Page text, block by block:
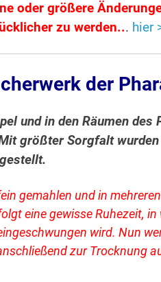
oder größere
zu werden... hier
der
und in den Räumen des
größter Sorgfalt
gemahlen und in
eine gewisse Ruhezeit,
wird. Nun
zur Trocknung